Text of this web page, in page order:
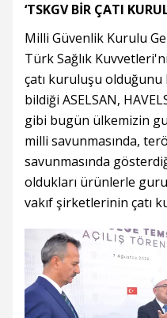
‘TSKGV BİR ÇATI
Milli Güvenlik Kurulu
Türk Sağlık
çatı kuruluşu
bildiği ASELSAN,
gibi bugün ülkemizin
milli savunmasında,
savunmasında
oldukları ürünlerle
vakıf şirketlerinin çatı